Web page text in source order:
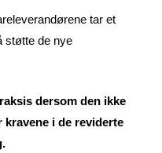
tar et
støtte de nye
dersom den ikke
i de reviderte